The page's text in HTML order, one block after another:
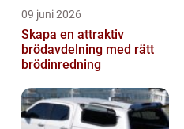
09 juni 2026
Skapa en attraktiv
brödavdelning med rätt
brödinredning